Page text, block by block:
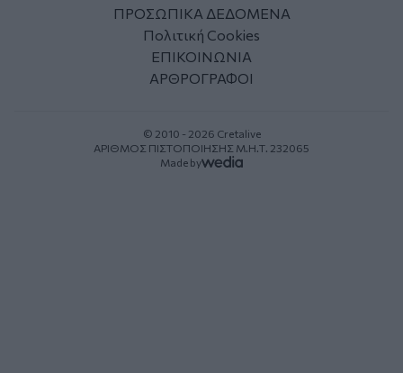
ΠΡΟΣΩΠΙΚΑ ΔΕΔΟΜΕΝΑ
Πολιτική Cookies
ΕΠΙΚΟΙΝΩΝΙΑ
ΑΡΘΡΟΓΡΑΦΟΙ
© 2010 - 2026 Cretalive
ΑΡΙΘΜΟΣ ΠΙΣΤΟΠΟΙΗΣΗΣ Μ.Η.Τ. 232065
Made by